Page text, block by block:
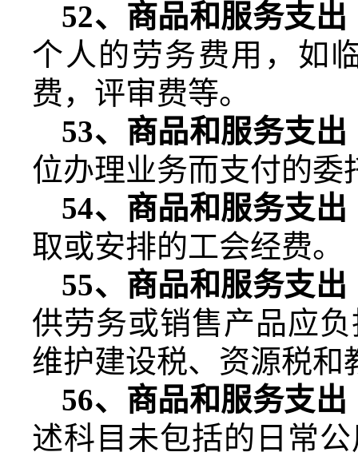
52、商品和服务支
个人的劳务费用，如
费，评审费等。
53、商品和服务支
位办理业务而支付的委
54、商品和服务支
取或安排的工会经费。
55、商品和服务支
供劳务或销售产品应
维护建设税、资源税和
56、商品和服务支
述科目未包括的日常